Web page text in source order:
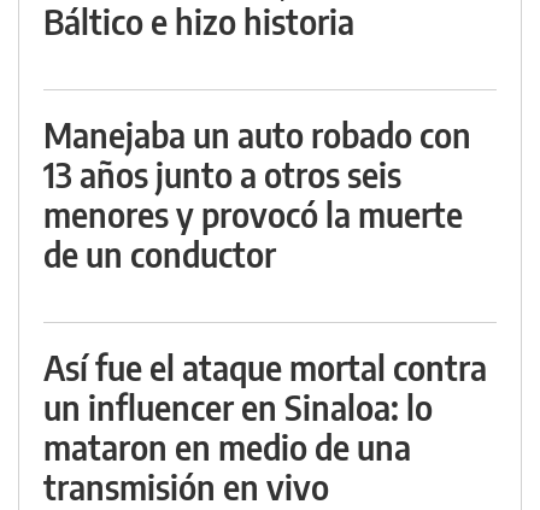
Báltico e hizo historia
Manejaba un auto robado con
13 años junto a otros seis
menores y provocó la muerte
de un conductor
Así fue el ataque mortal contra
un influencer en Sinaloa: lo
mataron en medio de una
transmisión en vivo